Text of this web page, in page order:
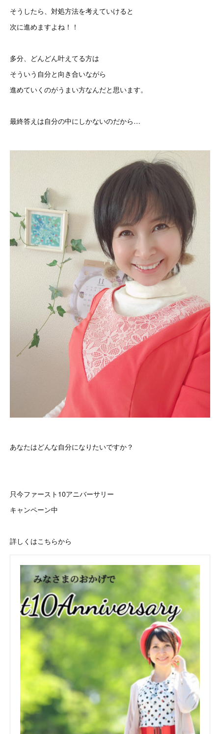
そうしたら、対処方法を考えていけると
次に進めますよね！！
多分、どんどん叶えてる方は
そういう自分と向き合いながら
進めていくのがうまい方なんだと思います。
最終答えは自分の中にしかないのだから…
あなたはどんな自分になりたいですか？
只今ファースト10アニバーサリー
キャンペーン中
詳しくはこちらから